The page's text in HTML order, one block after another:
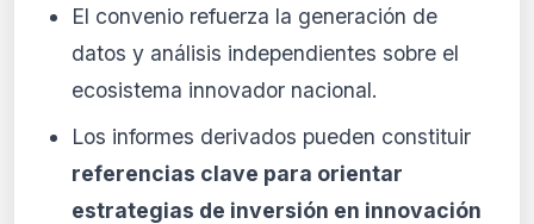
El convenio refuerza la generación de
datos y análisis independientes sobre el
ecosistema innovador nacional.
Los informes derivados pueden constituir
referencias clave para orientar
estrategias de inversión en innovación